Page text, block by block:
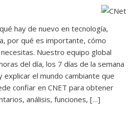
hay de nuevo en tecnología,
por qué es importante, cómo
Nuestro equipo global
del día, los 7 días de la semana
explicar el mundo cambiante que
confiar en CNET para obtener
análisis, funciones, […]